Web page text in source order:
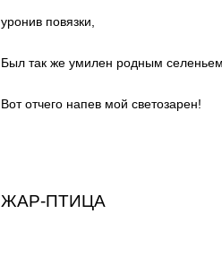
уронив повязки,
Был так же умилен родным
Вот отчего напев мой светозарен!
ЖАР-ПТИЦА